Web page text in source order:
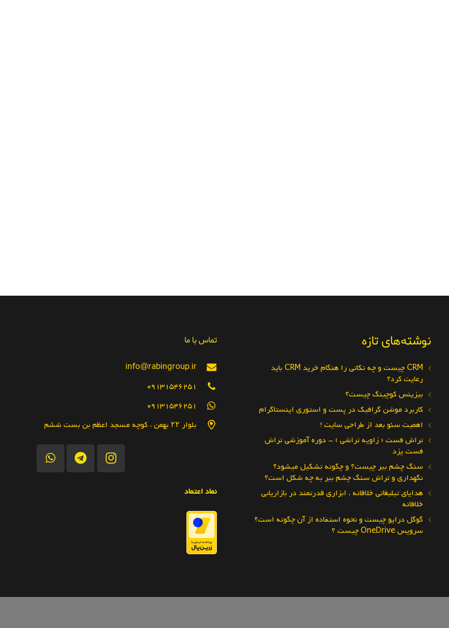
نوشته‌های تازه
CRM چیست و چه نکاتی را هنگام خرید CRM باید
رعایت کرد؟
بیزینس کوچینگ چیست؟
کاربرد موشن گرافیک در پست و استوری اینستاگرام
اهمیت سئو بعد از طراحی سایت !
تراش فست ( زاویه تراشی ) – دوره آموزشی تراش
فست یزد
سنگ چشم ببر چیست؟ و چگونه تشکیل میشود؟
نگهداری و تراش سنگ چشم ببر به چه شکل است؟
هدایای تبلیغاتی خلاقانه ، ابزاری قدرتمند در بازاریابی
خلاقانه
گوگل درایو چیست و نحوه استفاده از آن چگونه است؟
سرویس OneDrive چیست ؟
تماس با ما
info@rabingroup.ir
09131546251
09131546251
بلوار ۲۲ بهمن ، کوچه مسجد اعظم بن بست ششم
نماد اعتماد